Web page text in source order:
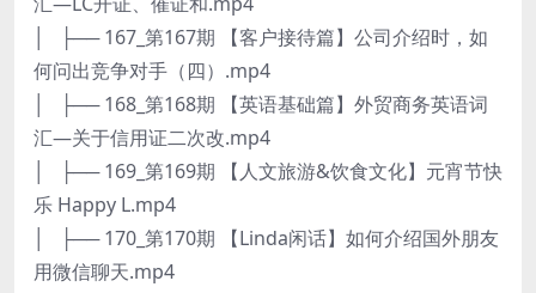
│ ├── 167_第167期 【客户接待篇】公司介绍时，如
何问出竞争对手（四）.mp4
│ ├── 168_第168期 【英语基础篇】外贸商务英语词
汇—关于信用证二次改.mp4
│ ├── 169_第169期 【人文旅游&饮食文化】元宵节快
乐 Happy L.mp4
│ ├── 170_第170期 【Linda闲话】如何介绍国外朋友
用微信聊天.mp4